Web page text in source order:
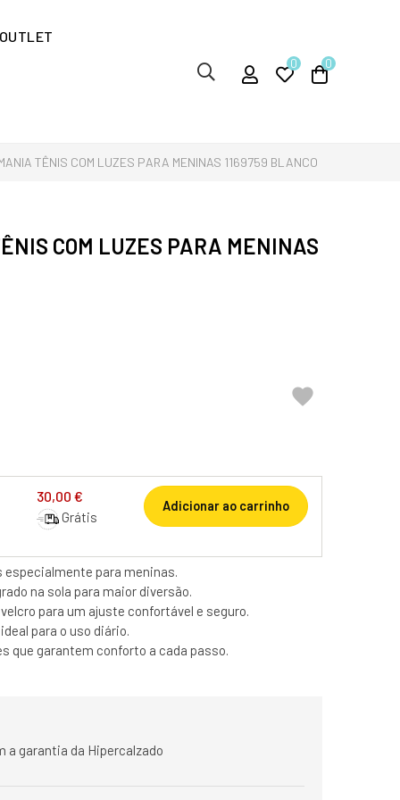
OUTLET
0 0
TÊNIS COM LUZES PARA MENINAS 1169759 BLANCO
COM LUZES PARA MENINAS

30,00 €
Grátis
Adicionar ao carrinho
para meninas.
na sola para maior diversão.
para um ajuste confortável e seguro.
para o uso diário.
que garantem conforto a cada passo.
a garantia da Hipercalzado